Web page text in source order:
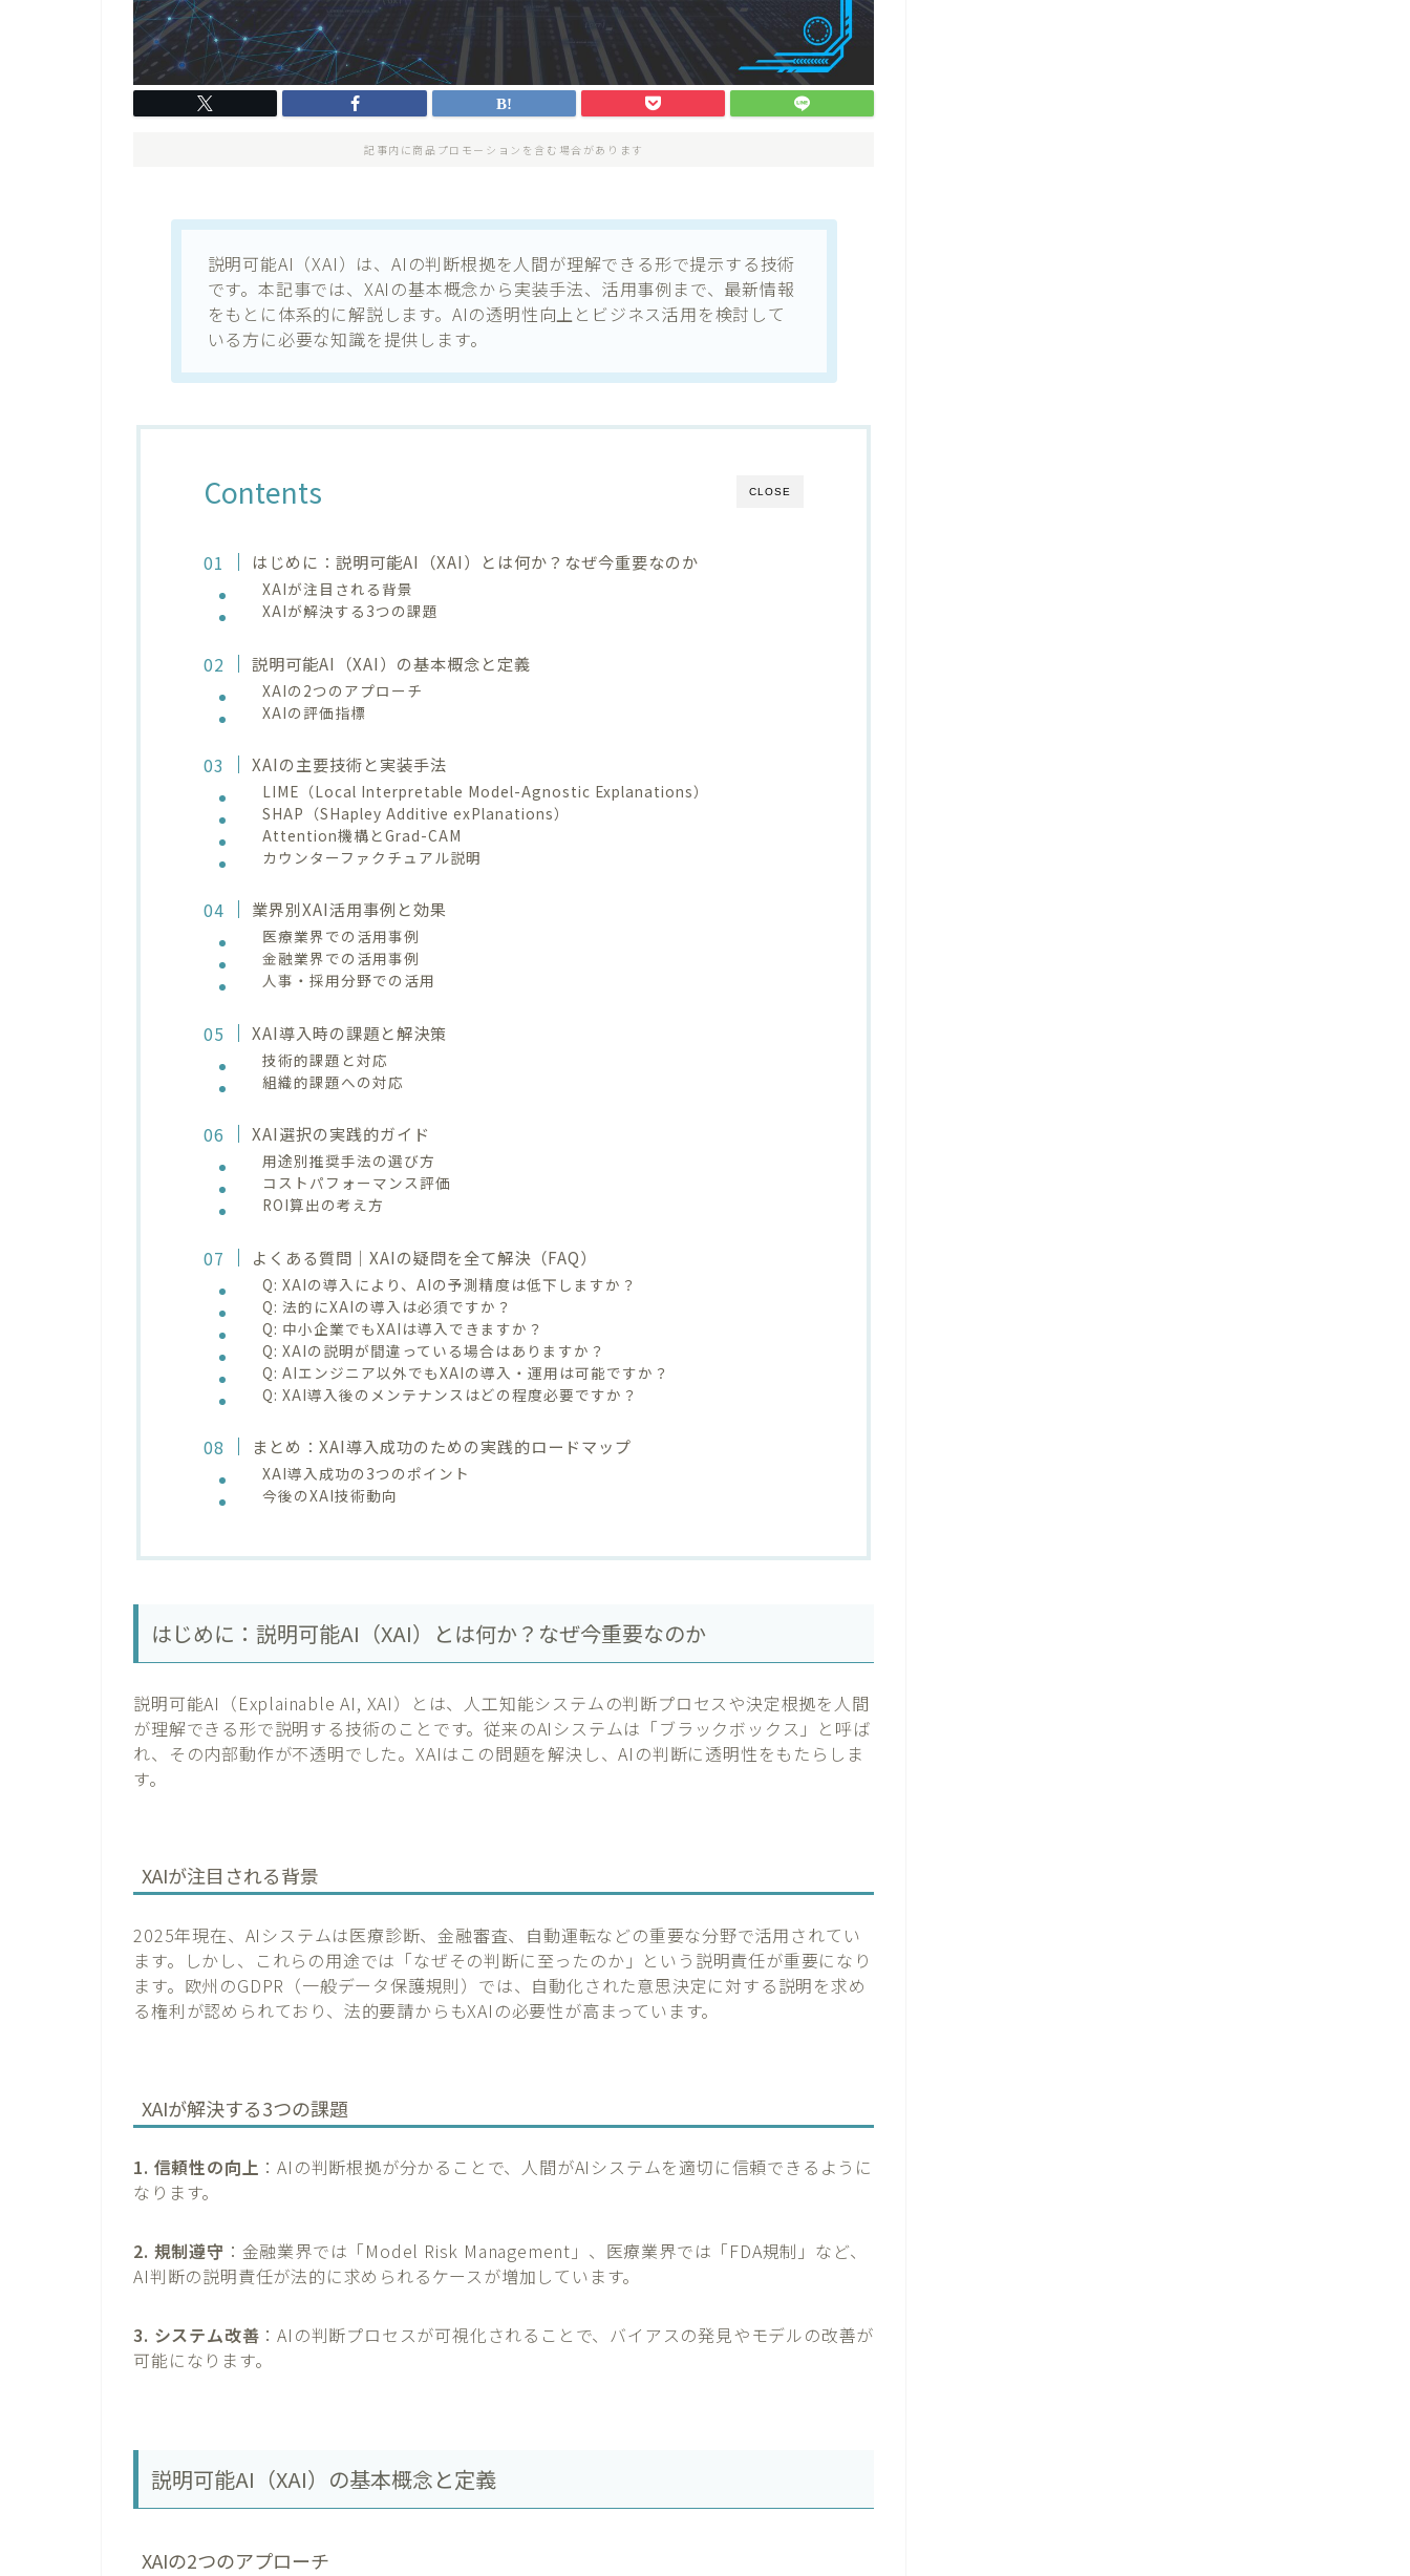
記事内に商品プロモーションを含む場合があります
説明可能AI（XAI）は、AIの判断根拠を人間が理解できる形で提示する技術
です。本記事では、XAIの基本概念から実装手法、活用事例まで、最新情報
をもとに体系的に解説します。AIの透明性向上とビジネス活用を検討して
いる方に必要な知識を提供します。
CLOSE
Contents
はじめに：説明可能AI（XAI）とは何か？なぜ今重要なのか
XAIが注目される背景
XAIが解決する3つの課題
説明可能AI（XAI）の基本概念と定義
XAIの2つのアプローチ
XAIの評価指標
XAIの主要技術と実装手法
LIME（Local Interpretable Model-Agnostic Explanations）
SHAP（SHapley Additive exPlanations）
Attention機構とGrad-CAM
カウンターファクチュアル説明
業界別XAI活用事例と効果
医療業界での活用事例
金融業界での活用事例
人事・採用分野での活用
XAI導入時の課題と解決策
技術的課題と対応
組織的課題への対応
XAI選択の実践的ガイド
用途別推奨手法の選び方
コストパフォーマンス評価
ROI算出の考え方
よくある質問｜XAIの疑問を全て解決（FAQ）
Q: XAIの導入により、AIの予測精度は低下しますか？
Q: 法的にXAIの導入は必須ですか？
Q: 中小企業でもXAIは導入できますか？
Q: XAIの説明が間違っている場合はありますか？
Q: AIエンジニア以外でもXAIの導入・運用は可能ですか？
Q: XAI導入後のメンテナンスはどの程度必要ですか？
まとめ：XAI導入成功のための実践的ロードマップ
XAI導入成功の3つのポイント
今後のXAI技術動向
はじめに：説明可能AI（XAI）とは何か？なぜ今重要なのか
説明可能AI（Explainable AI, XAI）とは、人工知能システムの判断プロセスや決定根拠を人間
が理解できる形で説明する技術のことです。従来のAIシステムは「ブラックボックス」と呼ば
れ、その内部動作が不透明でした。XAIはこの問題を解決し、AIの判断に透明性をもたらしま
す。
XAIが注目される背景
2025年現在、AIシステムは医療診断、金融審査、自動運転などの重要な分野で活用されてい
ます。しかし、これらの用途では「なぜその判断に至ったのか」という説明責任が重要になり
ます。欧州のGDPR（一般データ保護規則）では、自動化された意思決定に対する説明を求め
る権利が認められており、法的要請からもXAIの必要性が高まっています。
XAIが解決する3つの課題
1. 信頼性の向上 ：AIの判断根拠が分かることで、人間がAIシステムを適切に信頼できるように
なります。
2. 規制遵守 ：金融業界では「Model Risk Management」、医療業界では「FDA規制」など、
AI判断の説明責任が法的に求められるケースが増加しています。
3. システム改善 ：AIの判断プロセスが可視化されることで、バイアスの発見やモデルの改善が
可能になります。
説明可能AI（XAI）の基本概念と定義
XAIの2つのアプローチ